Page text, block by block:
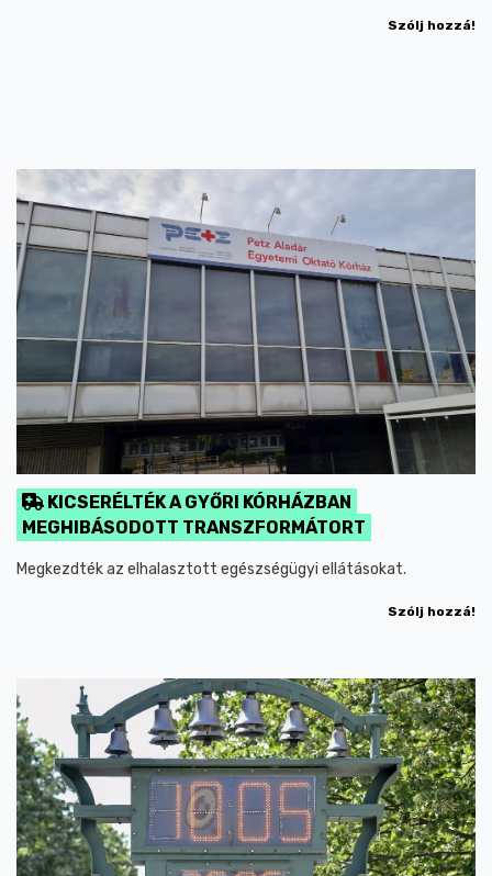
Szólj hozzá!
KICSERÉLTÉK A GYŐRI KÓRHÁZBAN
MEGHIBÁSODOTT TRANSZFORMÁTORT
Megkezdték az elhalasztott egészségügyi ellátásokat.
Szólj hozzá!